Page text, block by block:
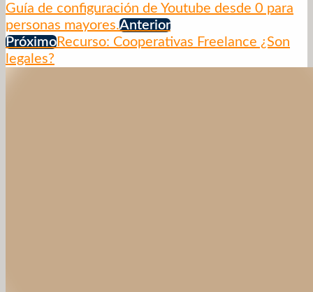
Guía de configuración de Youtube desde 0 para
personas mayores.Anterior
PróximoRecurso: Cooperativas Freelance ¿Son
legales?